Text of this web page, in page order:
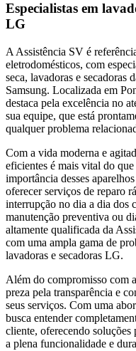
Especialistas em
LG
A Assistência SV é
eletrodomésticos, com
seca, lavadoras e secadoras
Samsung. Localizada em
destaca pela excelência no
sua equipe, que está
qualquer problema
Com a vida moderna e
eficientes é mais vital do
importância desses
oferecer serviços de reparo
interrupção no dia a dia dos
manutenção preventiva ou
altamente qualificada da
com uma ampla gama de
lavadoras e secadoras LG.
Além do compromisso com
preza pela transparência e
seus serviços. Com uma
busca entender
cliente, oferecendo soluções
a plena funcionalidade e